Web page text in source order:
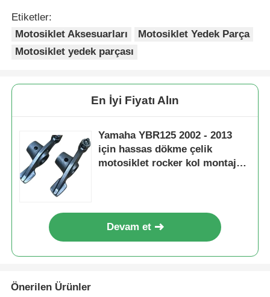
Motosiklet fren sistemi
Motosiklet Vücut Parçaları
Diğer Motosiklet Aksesuarları
Motosiklet ışığı
Motosiklet Karbüratörü
Motosiklet Debriyajı
Etiketler:
Motosiklet Aksesuarları
Motosiklet Yedek Parça
Motosiklet yedek parçası
En İyi Fiyatı Alın
Yamaha YBR125 2002 - 2013
için hassas dökme çelik
motosiklet rocker kol montaj
Devam et
Önerilen Ürünler